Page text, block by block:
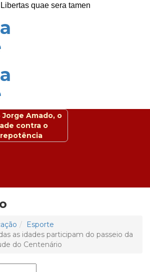
Libertas quae sera tamen
Jorge Amado, o
contra o
Esporte
as idades participam do passeio da
do Centenário